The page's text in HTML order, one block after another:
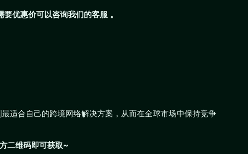
优惠价可以咨询我们的客服 。
适合自己的跨境网络解决方案，从而在全球市场中保持竞争
二维码即可获取~